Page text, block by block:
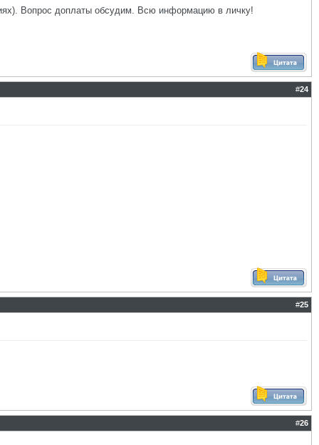
Вопрос доплаты обсудим. Всю информацию в личку!
#24
#25
#26